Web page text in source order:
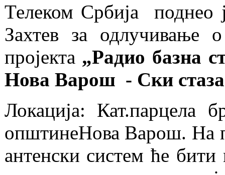
Телеком Србија поднео
Захтев за одлучивање
пројекта „Радио базна
Нова Варош - Ски
Локација:
општинеНова Варош. На
антенски систем ће